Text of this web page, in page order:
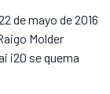
de mayo de 2016
Molder
i20 se quema